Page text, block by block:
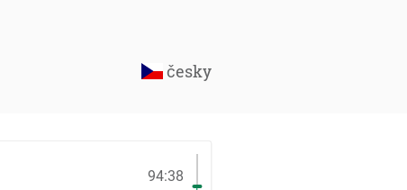
česky
94:38